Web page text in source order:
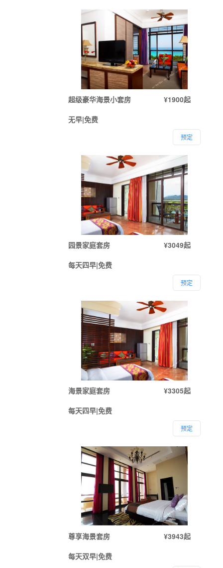
超级豪华海景小套房
¥1900起
无早|免费
预定
园景家庭套房
¥3049起
每天四早|免费
预定
海景家庭套房
¥3305起
每天四早|免费
预定
尊享海景套房
¥3943起
每天双早|免费